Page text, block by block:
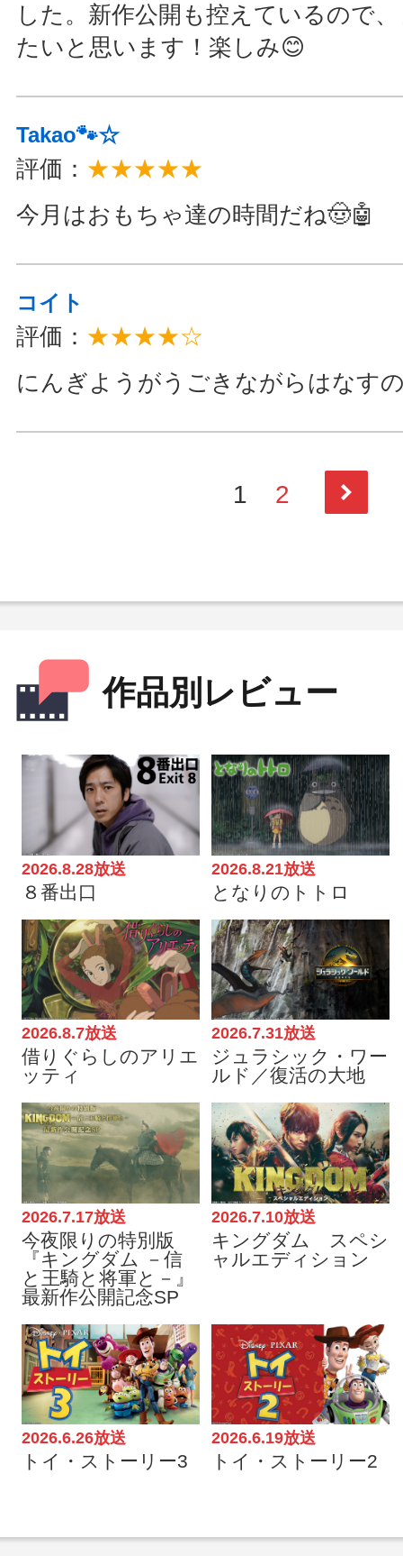
した。新作公開も控えているので
たいと思います！楽しみ😊
Takao🐾☆
評価： ★★★★★
今月はおもちゃ達の時間だね🤠🤖
コイト
評価： ★★★★☆
にんぎようがうごきながらはなす
1 2
作品別レビュー
2026.8.28放送
８番出口
2026.8.21放送
となりのトトロ
2026.8.7放送
借りぐらしのアリエ
ッティ
2026.7.31放送
ジュラシック・ワー
ルド／復活の大地
2026.7.17放送
今夜限りの特別版
『キングダム －信
と王騎と将軍と－』
最新作公開記念SP
2026.7.10放送
キングダム スペシ
ャルエディション
2026.6.26放送
トイ・ストーリー3
2026.6.19放送
トイ・ストーリー2